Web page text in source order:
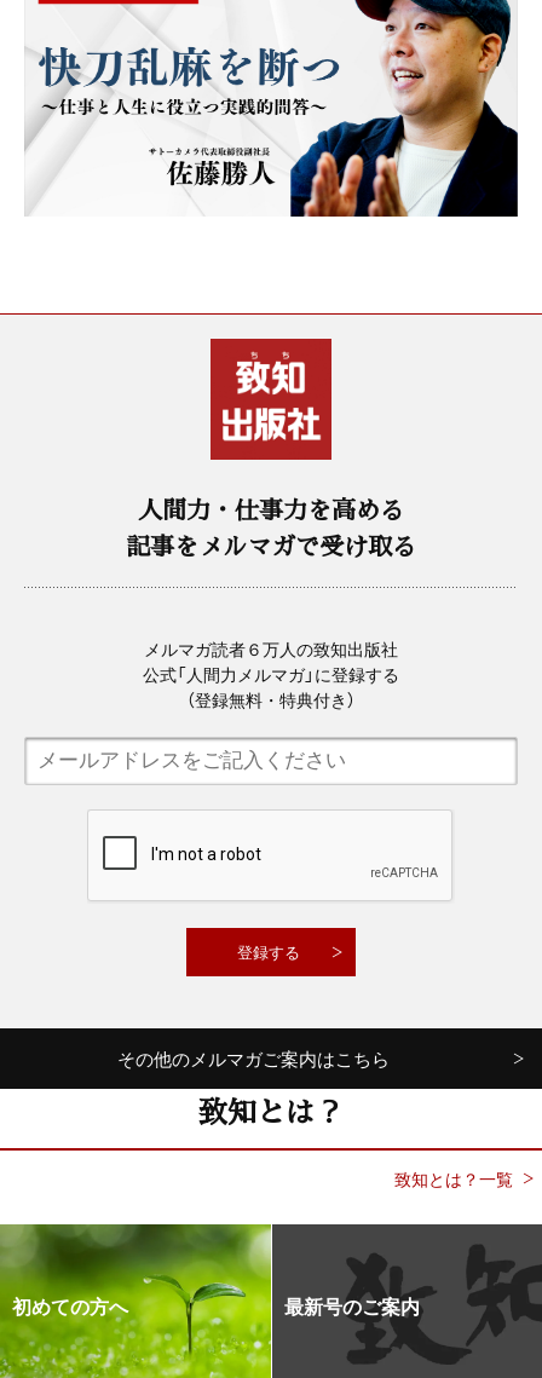
人間力・仕事力を高める
記事をメルマガで受け取る
メルマガ読者６万人の致知出版社
公式「人間力メルマガ」に登録する
（登録無料・特典付き）
その他のメルマガご案内はこちら
致知とは？
致知とは？一覧
初めての方へ 最新号のご案内